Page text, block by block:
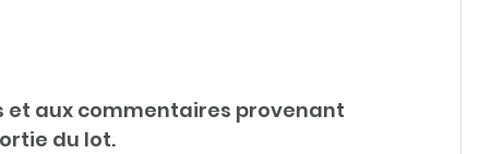
et aux commentaires provenant
du lot.